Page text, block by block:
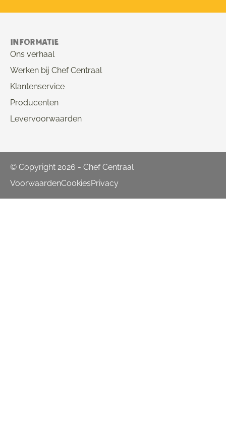
Informatie
Ons verhaal
Werken bij Chef Centraal
Klantenservice
Producenten
Levervoorwaarden
© Copyright 2026 - Chef Centraal
VoorwaardenCookiesPrivacy